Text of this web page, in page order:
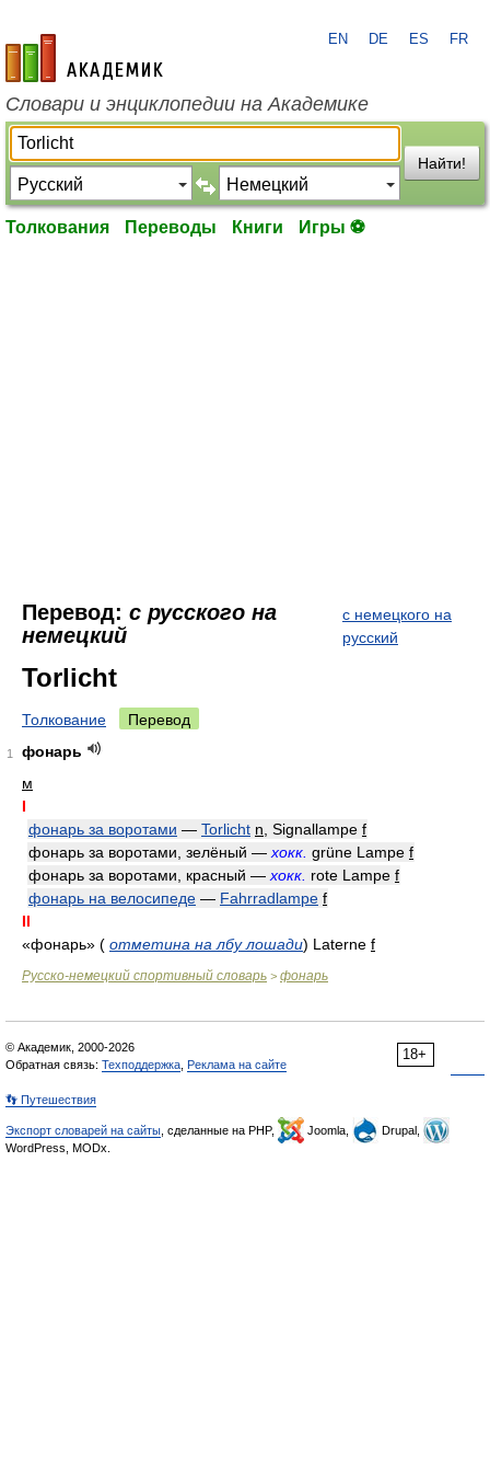
academic.ru
EN DE ES FR
Словари и энциклопедии на Академике
Найти!
Толкования Переводы Книги Игры ⚽
Перевод: с русского на
немецкий
с немецкого на
русский
Torlicht
Толкование Перевод
1
фонарь
м
I
фонарь за воротами — Torlicht n , Signallampe f
фонарь за воротами, зелёный — хокк. grüne Lampe f
фонарь за воротами, красный — хокк. rote Lampe f
фонарь на велосипеде — Fahrradlampe f
II
«фонарь» ( отметина на лбу лошади) Laterne f
Русско-немецкий спортивный словарь > фонарь
18+
© Академик, 2000-2026
Обратная связь: Техподдержка Реклама на сайте
👣 Путешествия
Экспорт словарей на сайты , сделанные на PHP, Joomla,
Drupal,
WordPress, MODx.